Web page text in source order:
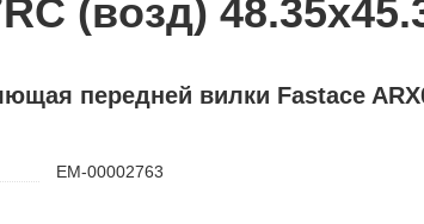
(возд)
передней вилки Fastace
ЕМ-00002763